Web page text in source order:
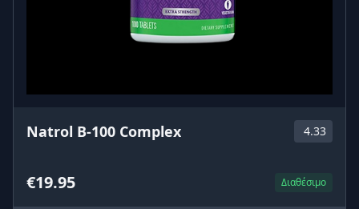
Natrol B-100 Complex 4.33
€19.95 Διαθέσιμο